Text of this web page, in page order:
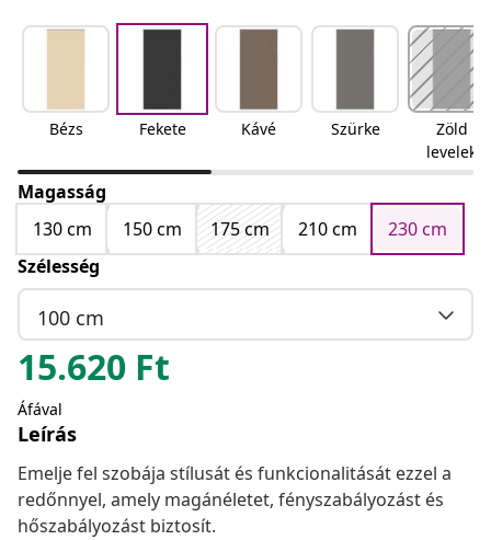
Bézs Fekete Kávé Szürke
Zöld
levelek
Magasság
130 cm
150 cm 175 cm 210 cm
230 cm
Szélesség
100 cm
15.620 Ft
Áfával
Leírás
Emelje fel szobája stílusát és funkcionalitását ezzel a
redőnnyel, amely magánéletet, fényszabályozást és
hőszabályozást biztosít.